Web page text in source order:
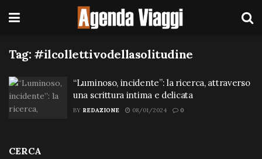
Tag: #ilcollettivodellasolitudine
“Luminoso, incidente”: la ricerca, attraverso
una scrittura intima e delicata
BY REDAZIONE 08/01/2024 0
CERCA